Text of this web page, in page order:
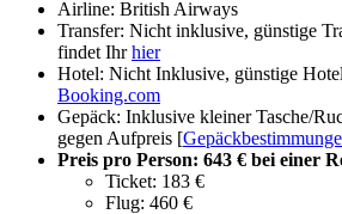
Airline: British Airways
Transfer: Nicht inklusive, günstige
findet Ihrhier
Hotel: Nicht Inklusive, günstige
Booking.com
Gepäck: Inklusive kleiner Tasche/
gegen Aufpreis [
Preis pro Person: 643 € bei einer
Ticket: 183 €
Flug: 460 €